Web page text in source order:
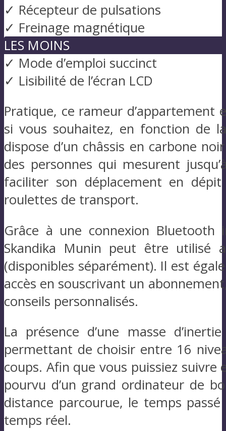
✓ Récepteur de pulsations
✓ Freinage magnétique
LES MOINS
✓ Mode d’emploi succinct
✓ Lisibilité de l’écran LCD
Pratique, ce rameur
si vous souhaitez, en fonction de
dispose d’un châssis en carbone
des personnes qui mesurent
faciliter son déplacement en
roulettes de transport.
Grâce à une connexion
Skandika Munin peut être utilisé
(disponibles séparément). Il est
accès en souscrivant un
conseils personnalisés.
La présence d’une masse
permettant de choisir entre 16
coups. Afin que vous puissiez
pourvu d’un grand ordinateur de
distance parcourue, le temps
temps réel.